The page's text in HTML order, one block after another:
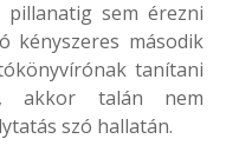
pillanatig sem érezni
kényszeres második
tanítani
akkor talán nem
szó hallatán.